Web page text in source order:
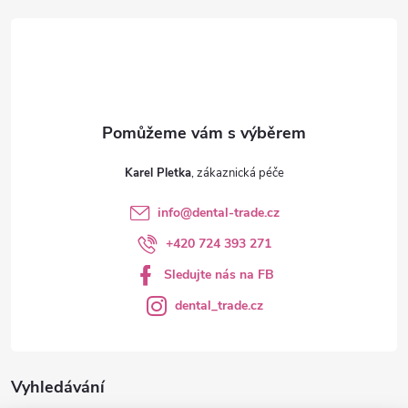
Vyhledávání
Karel Pletka
info@dental-trade.cz
+420 724 393 271
Sledujte nás na FB
dental_trade.cz